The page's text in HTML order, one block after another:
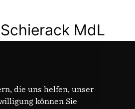
MdL
die uns helfen, unser
können Sie